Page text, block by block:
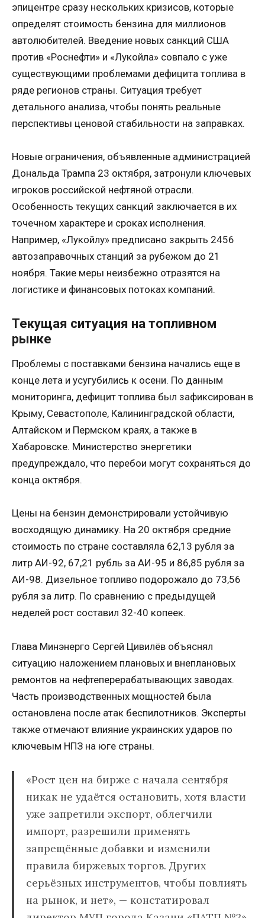
эпицентре сразу нескольких кризисов, которые
определят стоимость бензина для миллионов
автолюбителей. Введение новых санкций США
против «Роснефти» и «Лукойла» совпало с уже
существующими проблемами дефицита топлива в
ряде регионов страны. Ситуация требует
детального анализа, чтобы понять реальные
перспективы ценовой стабильности на заправках.
Новые ограничения, объявленные администрацией
Дональда Трампа 23 октября, затронули ключевых
игроков российской нефтяной отрасли.
Особенность текущих санкций заключается в их
точечном характере и сроках исполнения.
Например, «Лукойлу» предписано закрыть 2456
автозаправочных станций за рубежом до 21
ноября. Такие меры неизбежно отразятся на
логистике и финансовых потоках компаний.
Текущая ситуация на топливном
рынке
Проблемы с поставками бензина начались еще в
конце лета и усугубились к осени. По данным
мониторинга, дефицит топлива был зафиксирован в
Крыму, Севастополе, Калининградской области,
Алтайском и Пермском краях, а также в
Хабаровске. Министерство энергетики
предупреждало, что перебои могут сохраняться до
конца октября.
Цены на бензин демонстрировали устойчивую
восходящую динамику. На 20 октября средние
стоимость по стране составляла 62,13 рубля за
литр АИ-92, 67,21 рубль за АИ-95 и 86,85 рубля за
АИ-98. Дизельное топливо подорожало до 73,56
рубля за литр. По сравнению с предыдущей
неделей рост составил 32-40 копеек.
Глава Минэнерго Сергей Цивилёв объяснял
ситуацию наложением плановых и внеплановых
ремонтов на нефтеперерабатывающих заводах.
Часть производственных мощностей была
остановлена после атак беспилотников. Эксперты
также отмечают влияние украинских ударов по
ключевым НПЗ на юге страны.
«Рост цен на бирже с начала сентября
никак не удаётся остановить, хотя власти
уже запретили экспорт, облегчили
импорт, разрешили применять
запрещённые добавки и изменили
правила биржевых торгов. Других
серьёзных инструментов, чтобы повлиять
на рынок, и нет», — констатировал